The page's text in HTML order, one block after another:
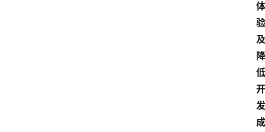
体
验
及
降
低
开
发
成